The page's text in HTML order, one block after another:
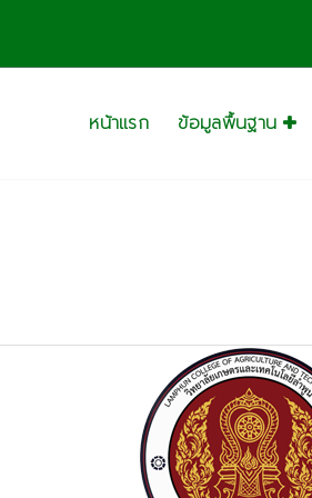
หน้าแรก ข้อมูลพื้นฐาน